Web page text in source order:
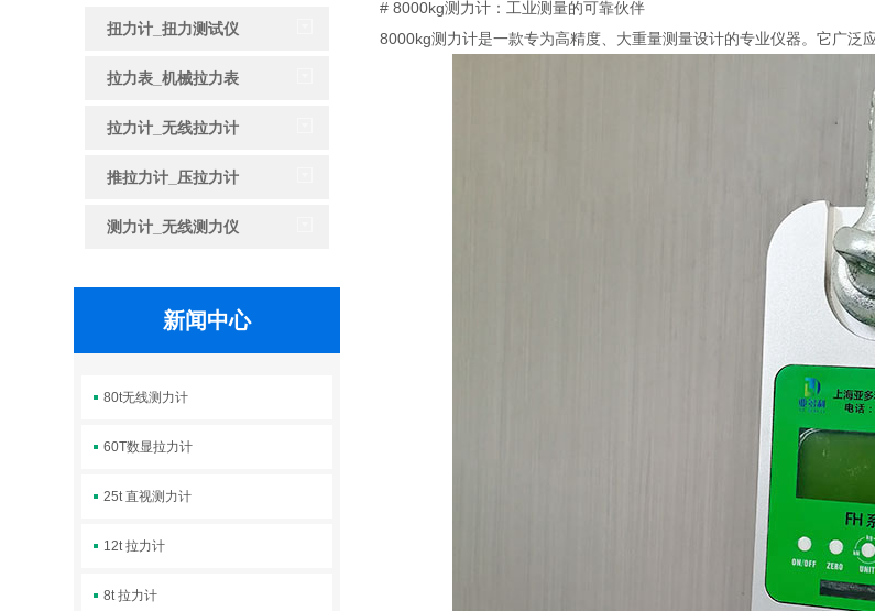
扭力计_扭力测试仪
拉力表_机械拉力表
拉力计_无线拉力计
推拉力计_压拉力计
测力计_无线测力仪
新闻中心
80t无线测力计
60T数显拉力计
25t 直视测力计
12t 拉力计
8t 拉力计
# 8000kg测力计：工业测量的可靠伙伴
8000kg测力计是一款专为高精度、大重量测量设计的专业仪器。它广泛